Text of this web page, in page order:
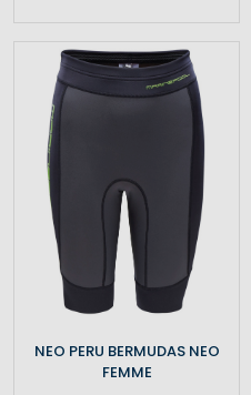
NEO PERU BERMUDAS NEO
FEMME